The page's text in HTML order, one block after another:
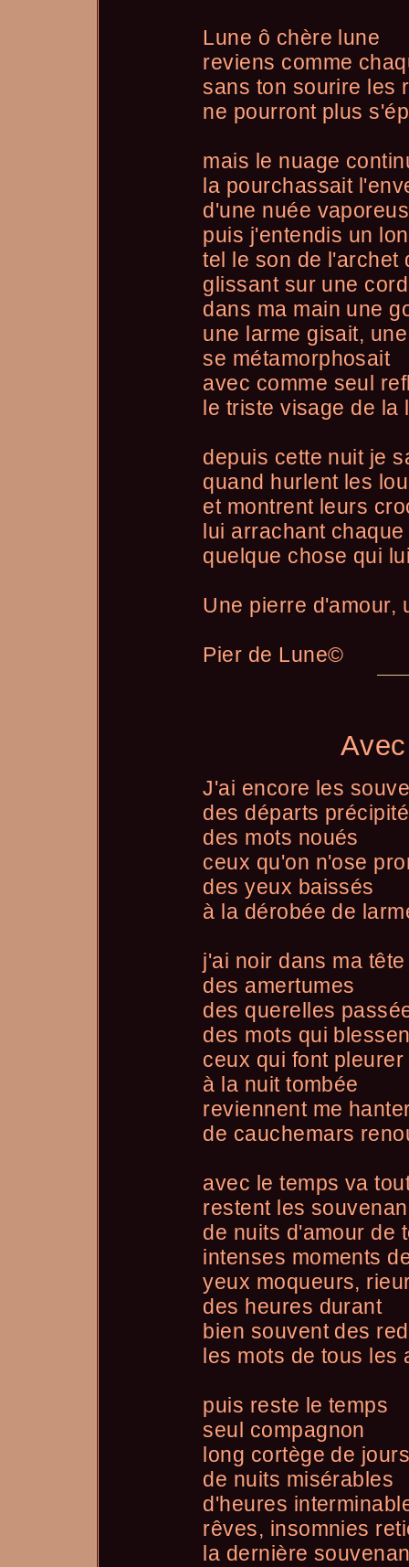
Lune ô chère lune
reviens comme
sans ton sourire les
ne pourront plus
mais le nuage
la pourchassait
d'une nuée
puis j'entendis un
tel le son de l'archet
glissant sur une
dans ma main une
une larme gisait,
se métamorphosait
avec comme seul
le triste visage de la
depuis cette nuit je
quand hurlent les
et montrent leurs
lui arrachant
quelque chose qui
Une pierre d'amour,
Pier de Lune©
J'ai encore les
des départs
des mots noués
ceux qu'on n'ose
des yeux baissés
à la dérobée de
j'ai noir dans ma tête
des amertumes
des querelles
des mots qui
ceux qui font pleurer
à la nuit tombée
reviennent me
de cauchemars
avec le temps va
restent les
de nuits d'amour de
intenses moments
yeux moqueurs,
des heures durant
bien souvent des
les mots de tous les
puis reste le temps
seul compagnon
long cortège de
de nuits misérables
d'heures
rêves, insomnies
la dernière